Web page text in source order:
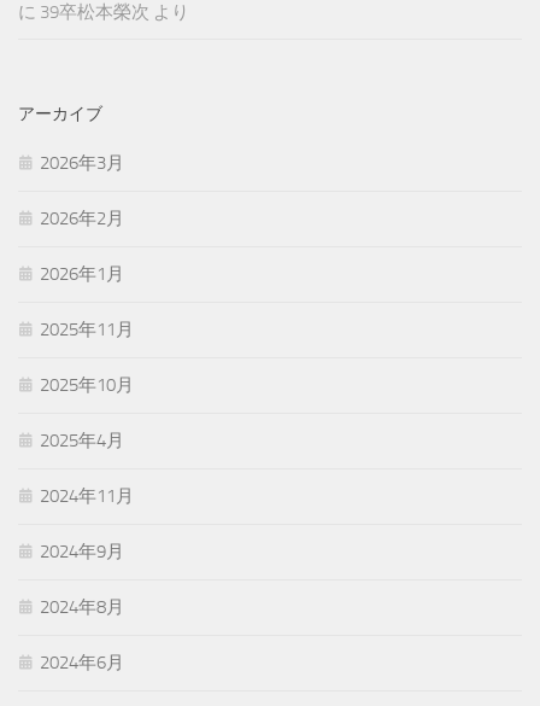
に 39卒松本榮次 より
アーカイブ
2026年3月
2026年2月
2026年1月
2025年11月
2025年10月
2025年4月
2024年11月
2024年9月
2024年8月
2024年6月